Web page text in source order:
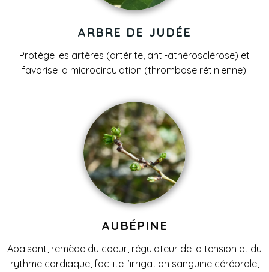
ARBRE DE JUDÉE
Protège les artères (artérite, anti-athérosclérose) et
favorise la microcirculation (thrombose rétinienne).
AUBÉPINE
Apaisant, remède du coeur, régulateur de la tension et du
rythme cardiaque, facilite l’irrigation sanguine cérébrale,